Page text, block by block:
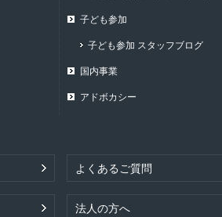
子ども参加
子ども参加 スタッフブログ
国内事業
アドボカシー
よくあるご質問
法人の方へ